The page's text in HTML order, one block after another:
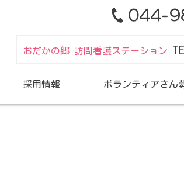
おだかの郷 訪問看護ステーション
採用情報 ボランティアさん